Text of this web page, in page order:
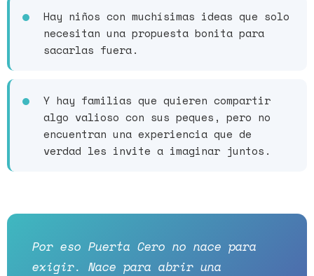
Hay niños con muchísimas ideas que solo
necesitan una propuesta bonita para
sacarlas fuera.
Y hay familias que quieren compartir
algo valioso con sus peques, pero no
encuentran una experiencia que de
verdad les invite a imaginar juntos.
Por eso Puerta Cero no nace para
exigir. Nace para abrir una